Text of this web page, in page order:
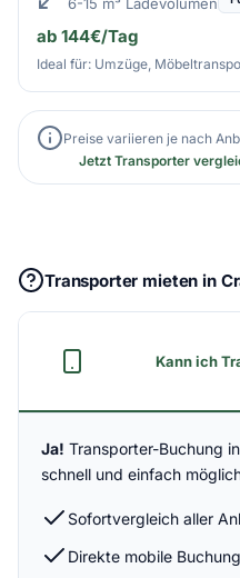
6-15 m³ Ladevolumen
ab 144€/Tag
Ideal für: Umzüge,
Preise variieren je nach
Jetzt Transporter
Transporter mieten in
Kann ich
Ja! Transporter-Buchung
schnell und einfach
Sofortvergleich aller
Direkte mobile Buchung